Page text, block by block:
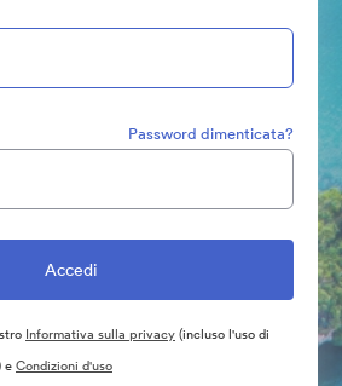
Password dimenticata?
Informativa sulla privacy(incluso l'uso di
eCondizioni d'uso